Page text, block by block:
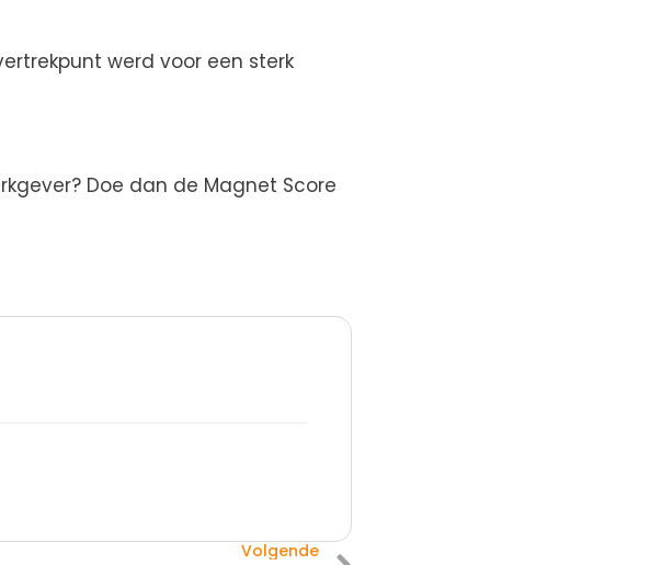
werd voor een sterk
Doe dan de Magnet Score
Volgende